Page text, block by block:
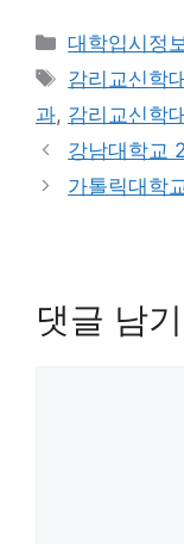
카
테
고
리
대학입시정보
태
그
감리교신학
과, 감리교신학
강남대학교
가톨릭대학
댓글 남